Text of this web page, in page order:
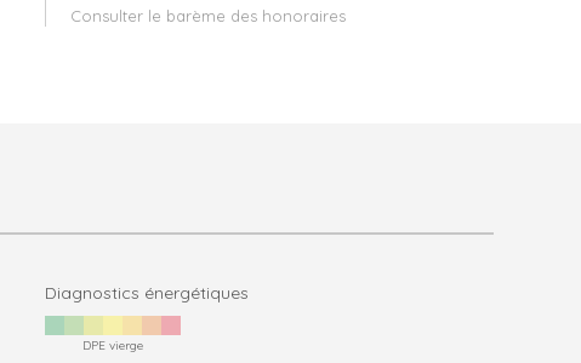
Consulter le barème des honoraires
Diagnostics énergétiques
DPE vierge